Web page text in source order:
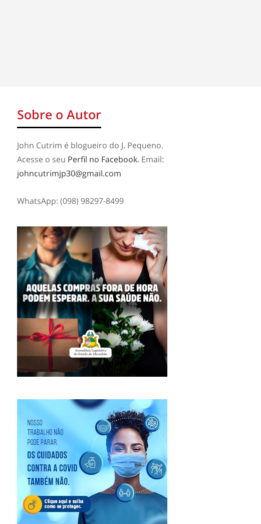
Sobre o Autor
John Cutrim é blogueiro do J. Pequeno.
Acesse o seu Perfil no Facebook. Email:
johncutrimjp30@gmail.com
WhatsApp: (098) 98297-8499